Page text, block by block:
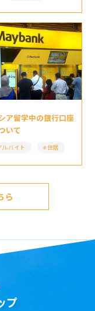
ア留学中の銀行口座
いて
ルバイト 住居
ら
プ